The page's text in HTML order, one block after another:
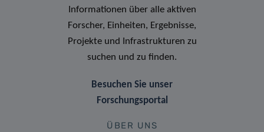
Informationen über alle aktiven
Forscher, Einheiten, Ergebnisse,
Projekte und Infrastrukturen zu
suchen und zu finden.
Besuchen Sie unser
Forschungsportal
ÜBER UNS